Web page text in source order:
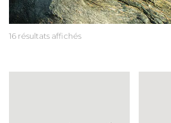
16 résultats affichés